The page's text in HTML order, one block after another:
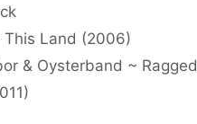
This Land (2006)
& Oysterband ~ Ragged